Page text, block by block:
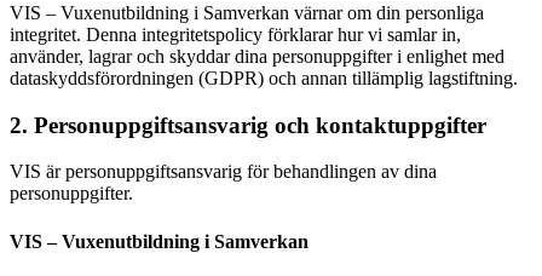
VIS – Vuxenutbildning i Samverkan värnar om din personliga
integritet. Denna integritetspolicy förklarar hur vi samlar in,
använder, lagrar och skyddar dina personuppgifter i enlighet med
dataskyddsförordningen (GDPR) och annan tillämplig lagstiftning.
2. Personuppgiftsansvarig och kontaktuppgifter
VIS är personuppgiftsansvarig för behandlingen av dina
personuppgifter.
VIS – Vuxenutbildning i Samverkan